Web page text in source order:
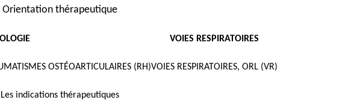
Orientation thérapeutique
VOIES RESPIRATOIRES
OSTÉOARTICULAIRES (RH)VOIES RESPIRATOIRES, ORL (VR)
Les indications thérapeutiques